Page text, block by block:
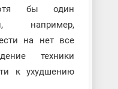
бы один
например,
на нет все
техники
к ухудшению